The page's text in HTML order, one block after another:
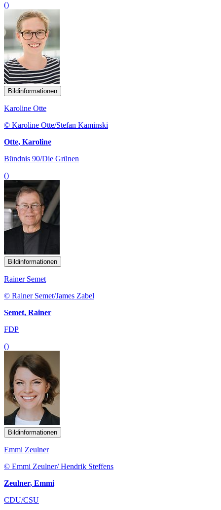
()
Bildinformationen
Karoline Otte
© Karoline Otte/Stefan Kaminski
Otte, Karoline
Bündnis 90/Die Grünen
()
Bildinformationen
Rainer Semet
© Rainer Semet/James Zabel
Semet, Rainer
FDP
()
Bildinformationen
Emmi Zeulner
© Emmi Zeulner/ Hendrik Steffens
Zeulner, Emmi
CDU/CSU